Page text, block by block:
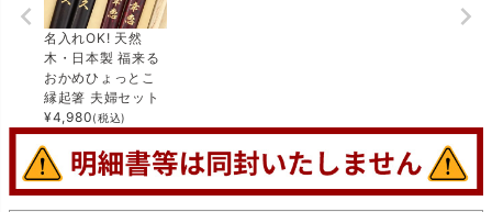
名入れOK! 天然
木・日本製 福来る
おかめひょっとこ
縁起箸 夫婦セット
¥4,980(税込)